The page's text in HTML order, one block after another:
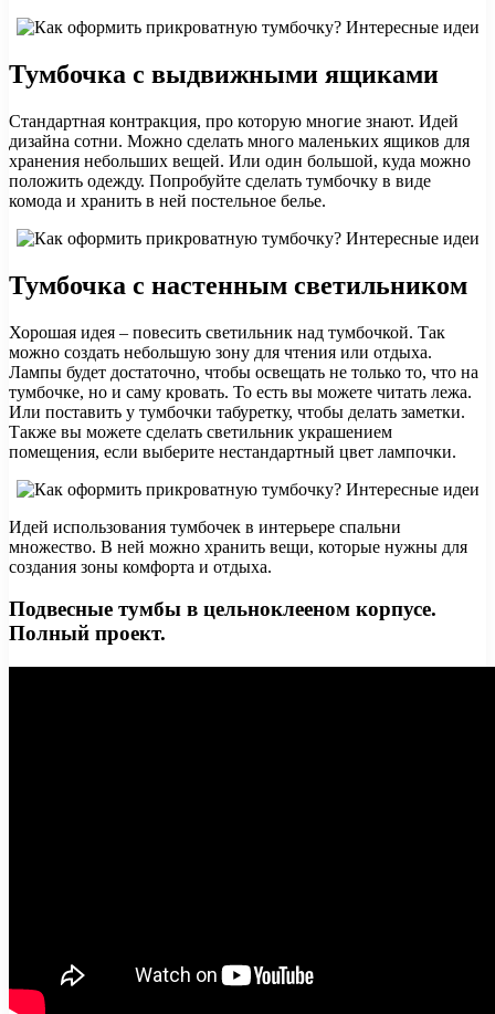
Тумбочка с выдвижными ящиками
Стандартная контракция, про которую многие знают. Идей
дизайна сотни. Можно сделать много маленьких ящиков для
хранения небольших вещей. Или один большой, куда можно
положить одежду. Попробуйте сделать тумбочку в виде
комода и хранить в ней постельное белье.
Тумбочка с настенным светильником
Хорошая идея – повесить светильник над тумбочкой. Так
можно создать небольшую зону для чтения или отдыха.
Лампы будет достаточно, чтобы освещать не только то, что на
тумбочке, но и саму кровать. То есть вы можете читать лежа.
Или поставить у тумбочки табуретку, чтобы делать заметки.
Также вы можете сделать светильник украшением
помещения, если выберите нестандартный цвет лампочки.
Идей использования тумбочек в интерьере спальни
множество. В ней можно хранить вещи, которые нужны для
создания зоны комфорта и отдыха.
Подвесные тумбы в цельноклееном корпусе.
Полный проект.